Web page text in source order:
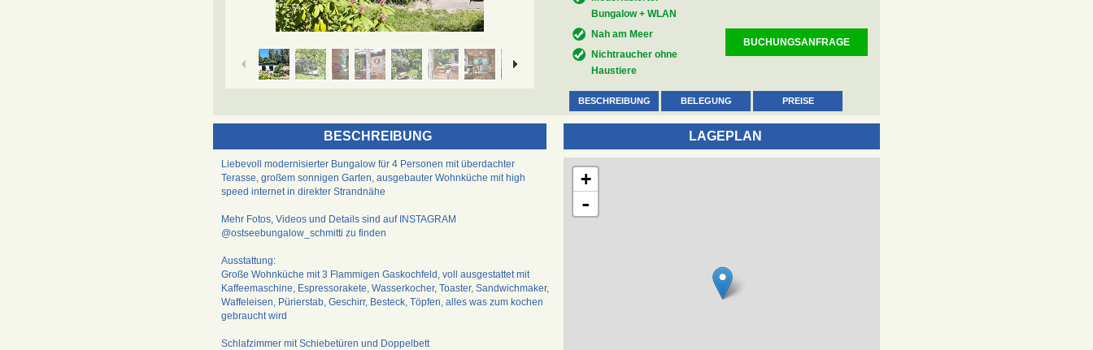
Bungalow + WLAN
Nah am Meer
Nichtraucher ohne
Haustiere
BUCHUNGSANFRAGE
BESCHREIBUNG BELEGUNG PREISE
BESCHREIBUNG LAGEPLAN
+
-
Liebevoll modernisierter Bungalow für 4 Personen mit überdachter
Terasse, großem sonnigen Garten, ausgebauter Wohnküche mit high
speed internet in direkter Strandnähe
Mehr Fotos, Videos und Details sind auf INSTAGRAM
@ostseebungalow_schmitti zu finden
Ausstattung:
Große Wohnküche mit 3 Flammigen Gaskochfeld, voll ausgestattet mit
Kaffeemaschine, Espressorakete, Wasserkocher, Toaster, Sandwichmaker,
Waffeleisen, Pürierstab, Geschirr, Besteck, Töpfen, alles was zum kochen
gebraucht wird
Schlafzimmer mit Schiebetüren und Doppelbett